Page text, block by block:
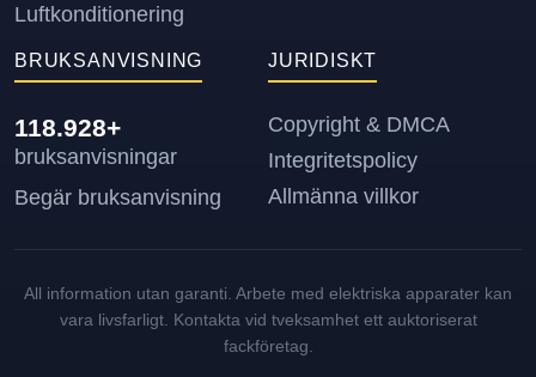
Luftkonditionering
BRUKSANVISNING
118.928+
bruksanvisningar
Begär bruksanvisning
JURIDISKT
Copyright & DMCA
Integritetspolicy
Allmänna villkor
All information utan garanti. Arbete med elektriska apparater kan
vara livsfarligt. Kontakta vid tveksamhet ett auktoriserat
fackföretag.